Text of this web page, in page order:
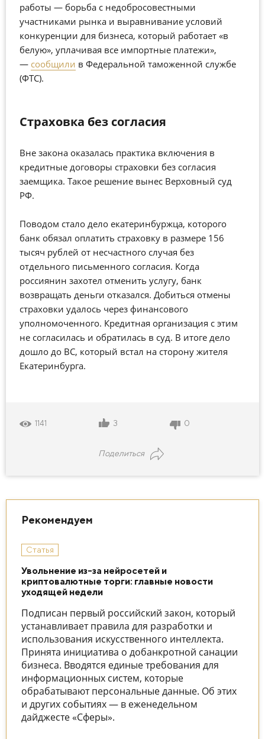
работы — борьба с недобросовестными
участниками рынка и выравнивание условий
конкуренции для бизнеса, который работает «в
белую», уплачивая все импортные платежи»,
— сообщили в Федеральной таможенной службе
(ФТС).
Страховка без согласия
Вне закона оказалась практика включения в
кредитные договоры страховки без согласия
заемщика. Такое решение вынес Верховный суд
РФ.
Поводом стало дело екатеринбуржца, которого
банк обязал оплатить страховку в размере 156
тысяч рублей от несчастного случая без
отдельного письменного согласия. Когда
россиянин захотел отменить услугу, банк
возвращать деньги отказался. Добиться отмены
страховки удалось через финансового
уполномоченного. Кредитная организация с этим
не согласилась и обратилась в суд. В итоге дело
дошло до ВС, который встал на сторону жителя
Екатеринбурга.
1141 3 0
Поделиться
Рекомендуем
Статья
Увольнение из-за нейросетей и
криптовалютные торги: главные новости
уходящей недели
Подписан первый российский закон, который
устанавливает правила для разработки и
использования искусственного интеллекта.
Принята инициатива о добанкротной санации
бизнеса. Вводятся единые требования для
информационных систем, которые
обрабатывают персональные данные. Об этих
и других событиях — в еженедельном
дайджесте «Сферы».